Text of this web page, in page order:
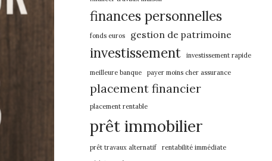
finances personnelles
fonds euros gestion de patrimoine
investissement investissement rapide
meilleure banque payer moins cher assurance
placement financier
placement rentable
prêt immobilier
prêt travaux alternatif
rentabilité immédiate